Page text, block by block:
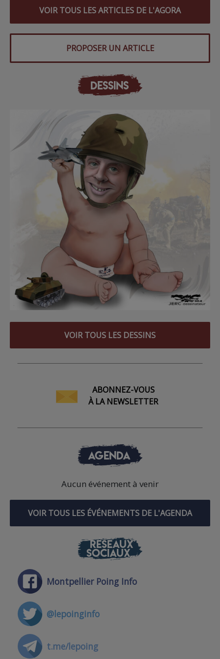
VOIR TOUS LES ARTICLES DE L'AGORA
PROPOSER UN ARTICLE
DESSINS
VOIR TOUS LES DESSINS
ABONNEZ-VOUS
À LA NEWSLETTER
AGENDA
Aucun événement à venir
VOIR TOUS LES ÉVÉNEMENTS DE L'AGENDA
RÉSEAUX
SOCIAUX
Montpellier Poing Info
@lepoinginfo
t.me/lepoing